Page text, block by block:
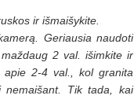
ir išmaišykite.
Geriausia naudoti
2 val. išimkite ir
apie 2-4 val., kol granita
nemaišant. Tik tada, kai